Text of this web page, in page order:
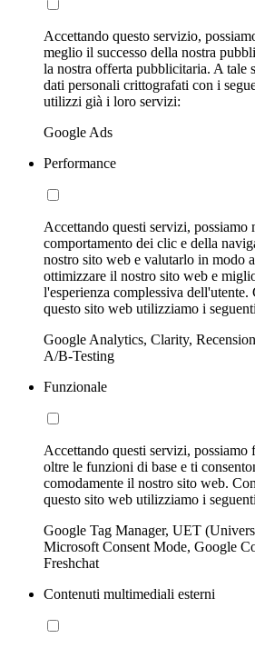
Accettando questo servizio,
meglio il successo della nostra
la nostra offerta pubblicitaria. A tale
dati personali crittografati con i
utilizzi già i loro servizi:
Google Ads
Performance
Accettando questi servizi, possiamo
comportamento dei clic e della
nostro sito web e valutarlo in modo
ottimizzare il nostro sito web e
l'esperienza complessiva dell'utente.
questo sito web utilizziamo i
Google Analytics, Clarity,
A/B-Testing
Funzionale
Accettando questi servizi,
oltre le funzioni di base e ti
comodamente il nostro sito web.
questo sito web utilizziamo i
Google Tag Manager, UET
Microsoft Consent Mode, Google
Freshchat
Contenuti multimediali esterni